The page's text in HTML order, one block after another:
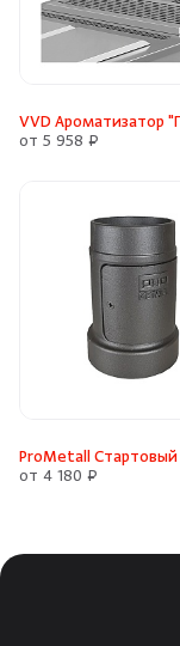
VVD Ароматизатор
от 5 958 ₽
ProMetall
от 4 180 ₽